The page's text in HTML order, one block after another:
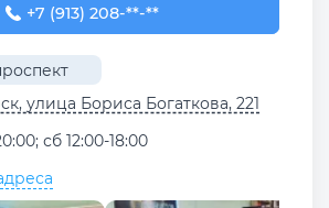
+7 (913) 208-78-50
+7 (913) 208-**-**
улица Бориса Богаткова, 221
сб 12:00-18:00